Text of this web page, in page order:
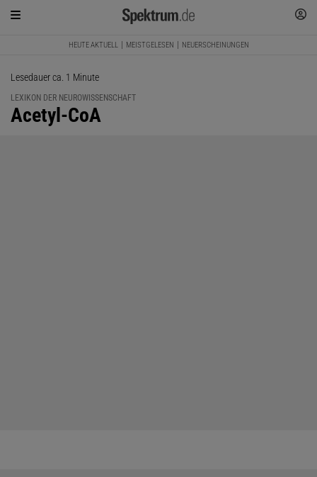
HEUTE AKTUELL MEISTGELESEN NEUERSCHEINUNGEN
Lesedauer ca. 1 Minute
LEXIKON DER NEUROWISSENSCHAFT
:
Acetyl-CoA